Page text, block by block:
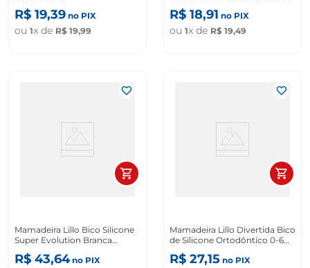
R$ 19,39 no PIX
ou 1x de R$ 19,99
R$ 18,91 no PIX
ou 1x de R$ 19,49
Mamadeira Lillo Bico Silicone
Super Evolution Branca
300ml
R$ 43,64no PIX
Mamadeira Lillo Divertida Bico
de Silicone Ortodôntico 0-6
Meses Rosa 120ml
R$ 27,15 no PIX